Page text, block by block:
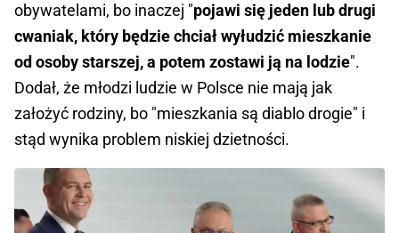
obywatelami, bo inaczej "pojawi się jeden lub drugi
cwaniak, który będzie chciał wyłudzić mieszkanie
od osoby starszej, a potem zostawi ją na lodzie".
Dodał, że młodzi ludzie w Polsce nie mają jak
założyć rodziny, bo "mieszkania są diablo drogie" i
stąd wynika problem niskiej dzietności.